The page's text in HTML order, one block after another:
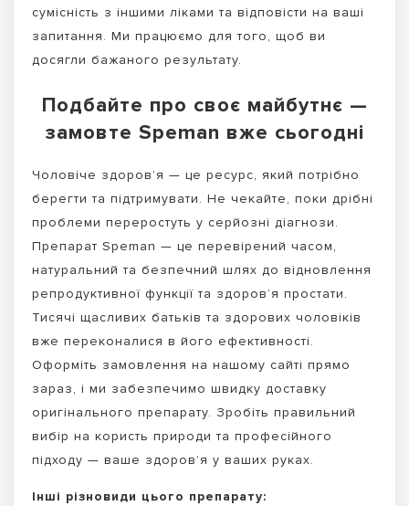
сумісність з іншими ліками та відповісти на ваші
запитання. Ми працюємо для того, щоб ви
досягли бажаного результату.
Подбайте про своє майбутнє —
замовте Speman вже сьогодні
Чоловіче здоров’я — це ресурс, який потрібно
берегти та підтримувати. Не чекайте, поки дрібні
проблеми переростуть у серйозні діагнози.
Препарат Speman — це перевірений часом,
натуральний та безпечний шлях до відновлення
репродуктивної функції та здоров’я простати.
Тисячі щасливих батьків та здорових чоловіків
вже переконалися в його ефективності.
Оформіть замовлення на нашому сайті прямо
зараз, і ми забезпечимо швидку доставку
оригінального препарату. Зробіть правильний
вибір на користь природи та професійного
підходу — ваше здоров’я у ваших руках.
Інші різновиди цього препарату: